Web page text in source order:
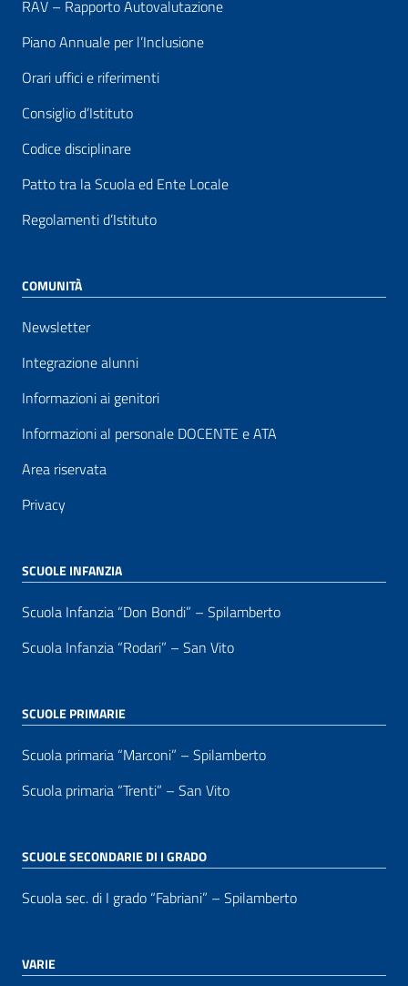
RAV – Rapporto Autovalutazione
Piano Annuale per l’Inclusione
Orari uffici e riferimenti
Consiglio d’Istituto
Codice disciplinare
Patto tra la Scuola ed Ente Locale
Regolamenti d’Istituto
COMUNITÀ
Newsletter
Integrazione alunni
Informazioni ai genitori
Informazioni al personale DOCENTE e ATA
Area riservata
Privacy
SCUOLE INFANZIA
Scuola Infanzia “Don Bondi” – Spilamberto
Scuola Infanzia “Rodari” – San Vito
SCUOLE PRIMARIE
Scuola primaria “Marconi” – Spilamberto
Scuola primaria “Trenti” – San Vito
SCUOLE SECONDARIE DI I GRADO
Scuola sec. di I grado “Fabriani” – Spilamberto
VARIE